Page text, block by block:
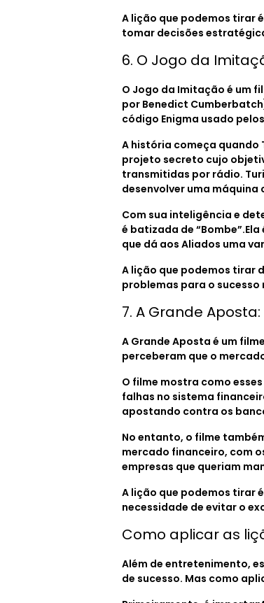
A lição que podemos tirar
tomar decisões
6. O Jogo da
O Jogo da Imitação é um
por Benedict
código Enigma usado
A história começa
projeto secreto cujo
transmitidas por rádio.
desenvolver uma
Com sua inteligência e
é batizada de
que dá aos Aliados uma
A lição que podemos tirar
problemas para o sucesso
7. A Grande
A Grande Aposta é um
perceberam que o
O filme mostra como
falhas no sistema
apostando contra os
No entanto, o filme
mercado financeiro, com
empresas que queriam
A lição que podemos tirar
necessidade de evitar o
Como aplicar as
Além de entretenimento,
de sucesso. Mas como